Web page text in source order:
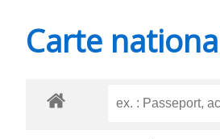
Carte